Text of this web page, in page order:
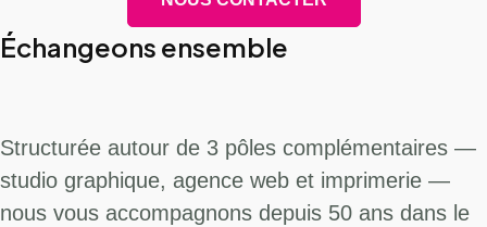
Échangeons ensemble
Structurée autour de 3 pôles complémentaires —
studio graphique, agence web et imprimerie —
nous vous accompagnons depuis 50 ans dans le